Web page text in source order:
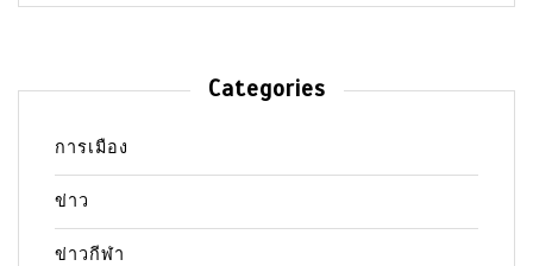
Categories
การเมือง
ข่าว
ข่าวกีฬา